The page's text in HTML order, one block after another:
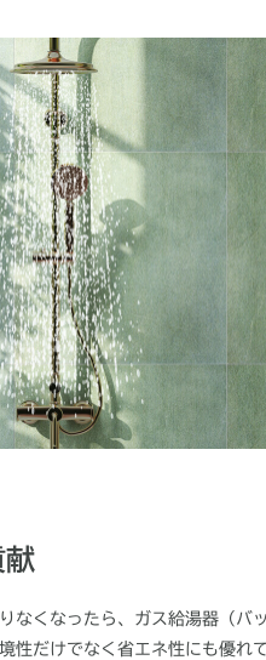
献
なくなったら、ガス給湯器（バ
性だけでなく省エネ性にも優れ